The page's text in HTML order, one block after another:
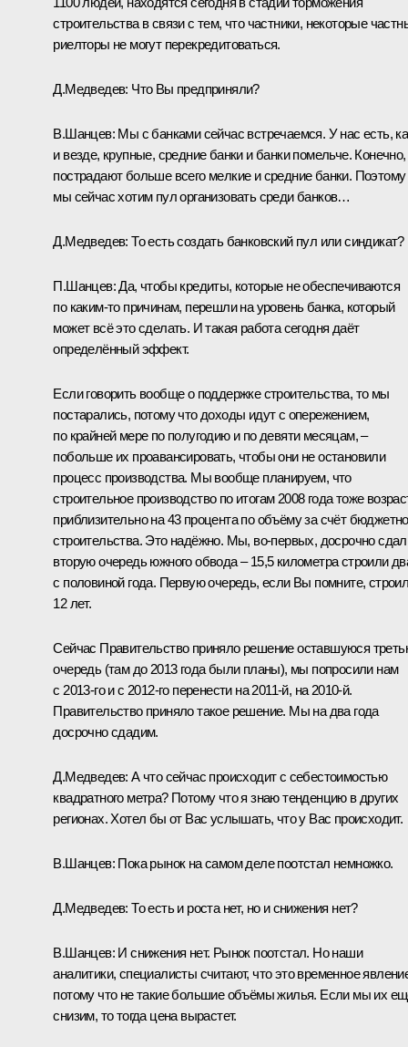
строительства в связи с тем, что частники, некоторые
риелторы не могут перекредитоваться.
Д.Медведев: Что Вы предприняли?
В.Шанцев: Мы с банками сейчас встречаемся. У нас есть,
и везде, крупные, средние банки и банки помельче. Конечно,
пострадают больше всего мелкие и средние банки. Поэтому
мы сейчас хотим пул организовать среди банков…
Д.Медведев: То есть создать банковский пул или синдикат?
П.Шанцев: Да, чтобы кредиты, которые не обеспечиваются
по каким‑то причинам, перешли на уровень банка, который
может всё это сделать. И такая работа сегодня даёт
определённый эффект.
Если говорить вообще о поддержке строительства, то мы
постарались, потому что доходы идут с опережением,
по крайней мере по полугодию и по девяти месяцам, –
побольше их проавансировать, чтобы они не остановили
процесс производства. Мы вообще планируем, что
строительное производство по итогам 2008 года тоже
приблизительно на 43 процента по объёму за счёт
строительства. Это надёжно. Мы, во‑первых, досрочно
вторую очередь южного обвода – 15,5 километра строили
с половиной года. Первую очередь, если Вы помните,
12 лет.
Сейчас Правительство приняло решение оставшуюся
очередь (там до 2013 года были планы), мы попросили нам
с 2013-го и с 2012-го перенести на 2011-й, на 2010-й.
Правительство приняло такое решение. Мы на два года
досрочно сдадим.
Д.Медведев: А что сейчас происходит с себестоимостью
квадратного метра? Потому что я знаю тенденцию в других
регионах. Хотел бы от Вас услышать, что у Вас происходит.
В.Шанцев: Пока рынок на самом деле поотстал немножко.
Д.Медведев: То есть и роста нет, но и снижения нет?
В.Шанцев: И снижения нет. Рынок поотстал. Но наши
аналитики, специалисты считают, что это временное
потому что не такие большие объёмы жилья. Если мы их
снизим, то тогда цена вырастет.